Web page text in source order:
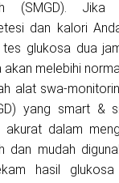
(SMGD). Jika
dan kalori
tes glukosa dua
akan melebihi
alat swa-
yang smart &
akurat dalam
dan mudah
hasil